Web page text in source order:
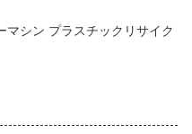
マシン プラスチックリサイク